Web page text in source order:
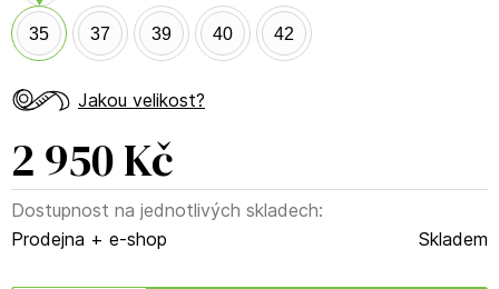
35 37 39 40 42
Jakou velikost?
2 950 Kč
Dostupnost na jednotlivých skladech:
Prodejna + e-shop
Skladem